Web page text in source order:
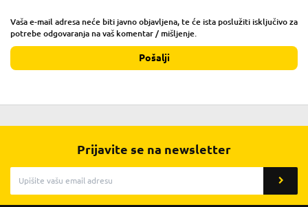
Vaša e-mail adresa neće biti javno objavljena, te će ista poslužiti isključivo za
potrebe odgovaranja na vaš komentar / mišljenje.
Pošalji
Prijavite se na newsletter